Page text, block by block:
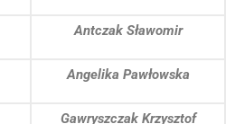
Antczak Sławomir
Angelika Pawłowska
Gawryszczak Krzysztof